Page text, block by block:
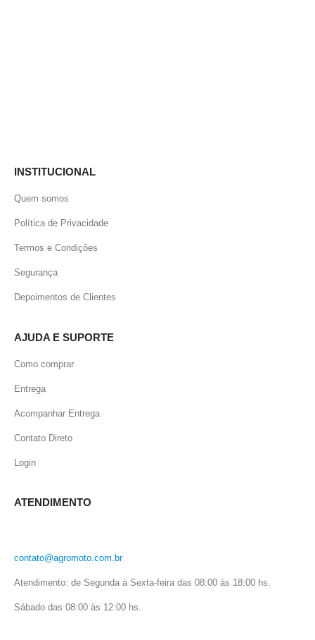
INSTITUCIONAL
Quem somos
Política de Privacidade
Termos e Condições
Segurança
Depoimentos de Clientes
AJUDA E SUPORTE
Como comprar
Entrega
Acompanhar Entrega
Contato Direto
Login
ATENDIMENTO
contato@agromoto.com.br
Atendimento: de Segunda à Sexta-feira das 08:00 às 18:00 hs.
Sábado das 08:00 às 12:00 hs.